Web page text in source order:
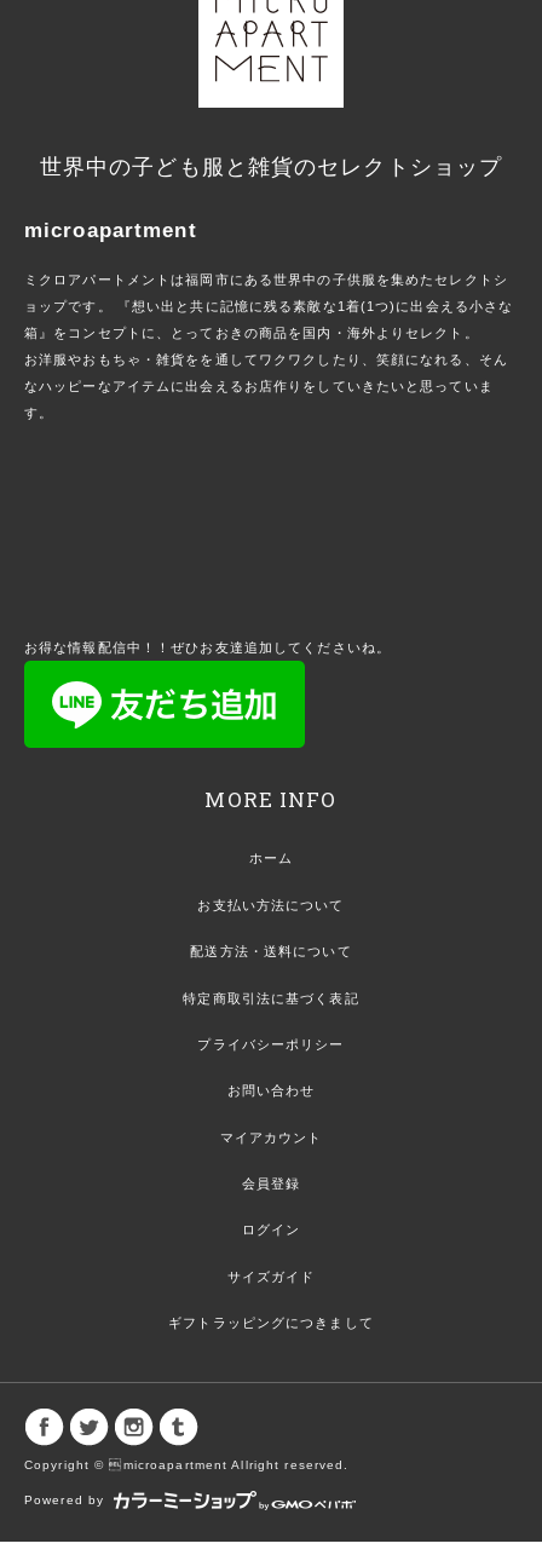
世界中の子ども服と雑貨のセレクトショップ
microapartment
ミクロアパートメントは福岡市にある世界中の子供服を集めたセレクトシ
ョップです。 『想い出と共に記憶に残る素敵な1着(1つ)に出会える小さな
箱』をコンセプトに、とっておきの商品を国内・海外よりセレクト。
お洋服やおもちゃ・雑貨をを通してワクワクしたり、笑顔になれる、そん
なハッピーなアイテムに出会えるお店作りをしていきたいと思っていま
す。
お得な情報配信中！！ぜひお友達追加してくださいね。
MORE INFO
ホーム
お支払い方法について
配送方法・送料について
特定商取引法に基づく表記
プライバシーポリシー
お問い合わせ
マイアカウント
会員登録
ログイン
サイズガイド
ギフトラッピングにつきまして
Copyright © microapartment Allright reserved.
Powered by